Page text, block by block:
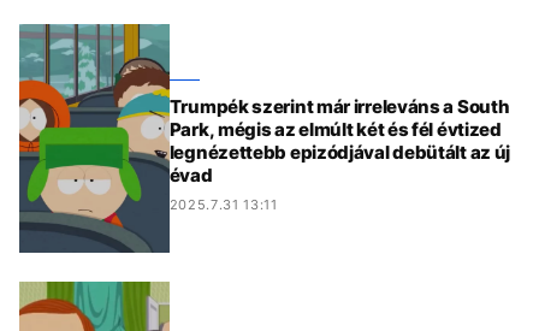
Trumpék szerint már irreleváns a South
Park, mégis az elmúlt két és fél évtized
legnézettebb epizódjával debütált az új
évad
2025.7.31 13:11